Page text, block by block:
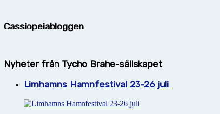
Cassiopeiabloggen
Nyheter från Tycho Brahe-sällskapet
Limhamns Hamnfestival 23-26 juli